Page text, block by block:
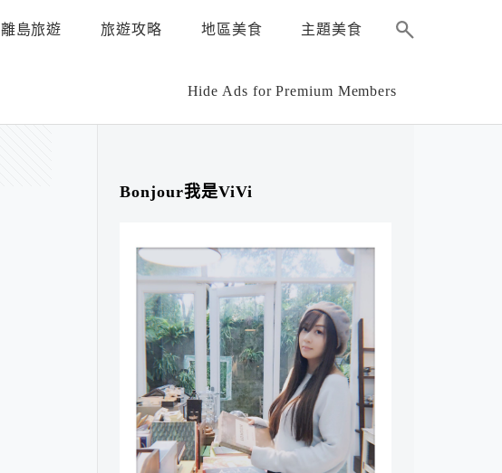
離島旅遊 旅遊攻略 地區美食 主題美食
Hide Ads for Premium Members
Bonjour我是ViVi